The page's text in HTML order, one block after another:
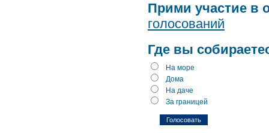
Прими участие в
голосований
Где вы
На море
Дома
На даче
За границей